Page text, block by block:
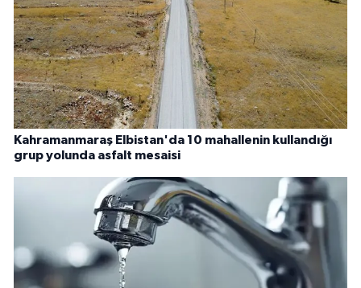
Kahramanmaraş Elbistan'da 10 mahallenin kullandığı
grup yolunda asfalt mesaisi